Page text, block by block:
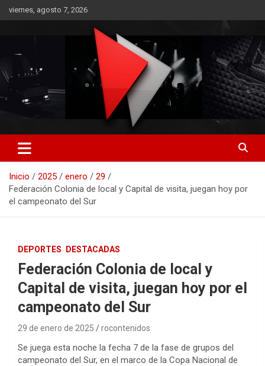
Saltar
al
viernes, agosto 7, 2026
RO CONTENIDOS
Inicio 2025 enero
29
Federación Colonia de local y Capital de visita, juegan hoy por
el campeonato del Sur
DEPORTES DESTACADAS
Federación Colonia de local y
Capital de visita, juegan hoy por el
campeonato del Sur
29 de enero de 2025 rocontenidos
Se juega esta noche la fecha 7 de la fase de grupos del
campeonato del Sur, en el marco de la Copa Nacional de